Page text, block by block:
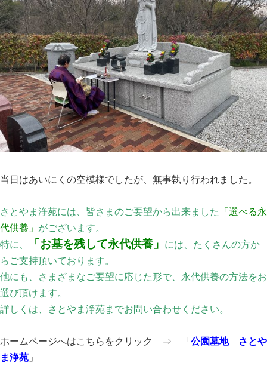
当日はあいにくの空模様でしたが、無事執り行われました。
さとやま浄苑には、皆さまのご要望から出来ました
「選べる永
代供養」 がございます。
特に、
「お墓を残して永代供養」
には、たくさんの方か
らご支持頂いております。
他にも、さまざまなご要望に応じた形で、永代供養の方法をお
選び頂けます。
詳しくは、さとやま浄苑までお問い合わせください。
ホームページへはこちらをクリック ⇒ 「 公園墓地 さとや
ま浄苑 」